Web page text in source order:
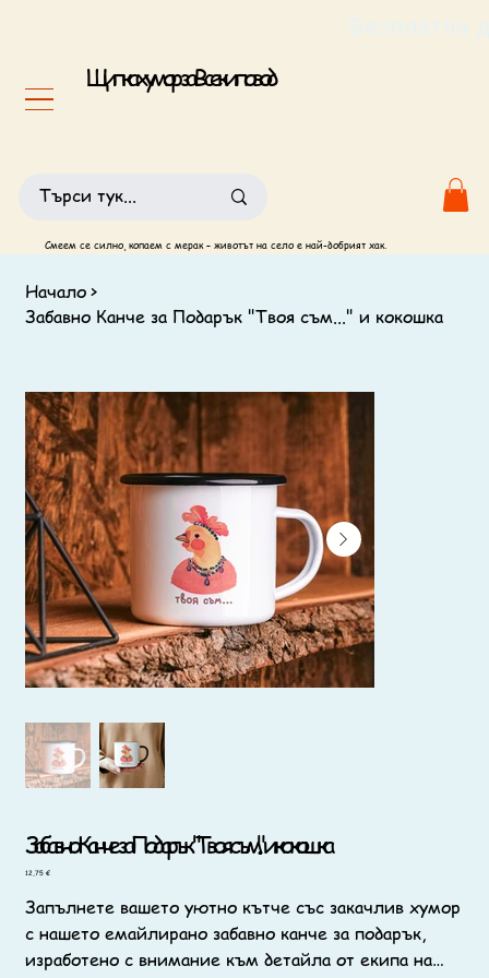
Щипка хумор за Всеки повод
Смеем се силно, копаем с мерак – животът на село е най-добрият хак.
Начало>
Забавно Канче за Подарък "Твоя съм..." и кокошка
Забавно Канче за Подарък "Твоя съм..." и кокошка
Цена
12,75 €
Запълнете вашето уютно кътче със закачлив хумор
с нашето емайлирано забавно канче за подарък,
изработено с внимание към детайла от екипа на